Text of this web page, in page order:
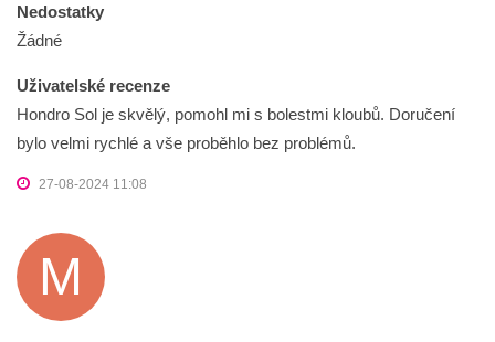
Nedostatky
Žádné
Uživatelské recenze
Hondro Sol je skvělý, pomohl mi s bolestmi kloubů. Doručení
bylo velmi rychlé a vše proběhlo bez problémů.
27-08-2024 11:08
M